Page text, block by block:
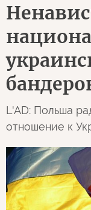
L'AD: Польша
отношение к